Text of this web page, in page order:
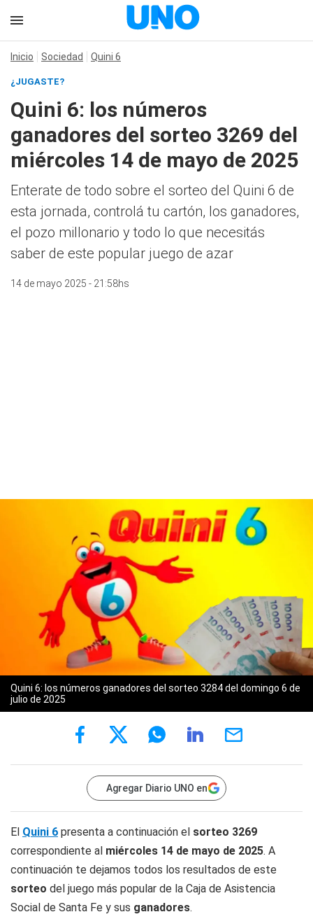
Inicio Sociedad Quini 6
¿JUGASTE?
Quini 6: los números
ganadores del sorteo 3269 del
miércoles 14 de mayo de 2025
Enterate de todo sobre el sorteo del Quini 6 de
esta jornada, controlá tu cartón, los ganadores,
el pozo millonario y todo lo que necesitás
saber de este popular juego de azar
14 de mayo 2025 - 21:58hs
Quini 6: los números ganadores del sorteo 3284 del domingo 6 de
julio de 2025
Agregar Diario UNO en
El Quini 6 presenta a continuación el sorteo 3269
correspondiente al miércoles 14 de mayo de 2025. A
continuación te dejamos todos los resultados de este
sorteo del juego más popular de la Caja de Asistencia
Social de Santa Fe y sus ganadores.